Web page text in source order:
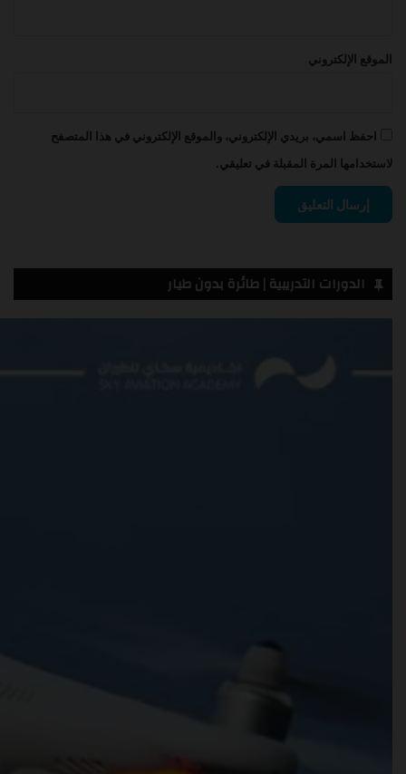
الموقع الإلكتروني
احفظ اسمي، بريدي الإلكتروني، والموقع الإلكتروني في هذا المتصفح
لاستخدامها المرة المقبلة في تعليقي.
الدورات التدريبية | طائرة بدون طيار